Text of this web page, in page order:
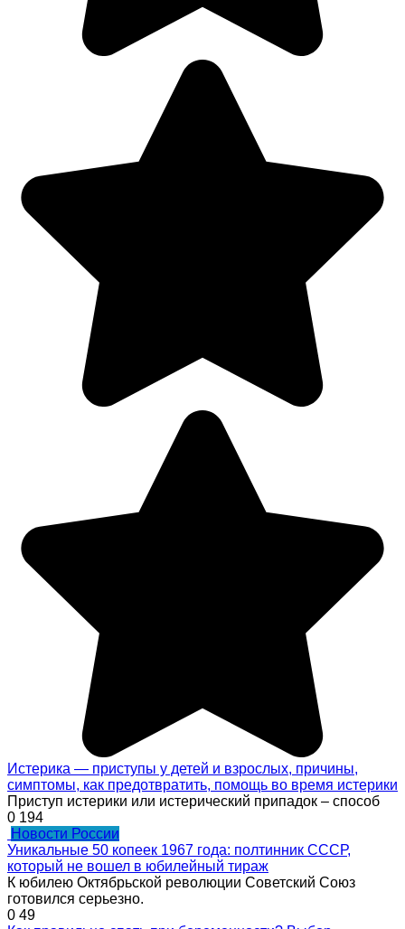
Истерика — приступы у детей и взрослых, причины,
симптомы, как предотвратить, помощь во время истерики
Приступ истерики или истерический припадок – способ
0 194
Новости России
Уникальные 50 копеек 1967 года: полтинник СССР,
который не вошел в юбилейный тираж
К юбилею Октябрьской революции Советский Союз
готовился серьезно.
0 49